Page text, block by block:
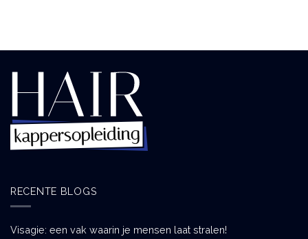
RECENTE BLOGS
Visagie: een vak waarin je mensen laat stralen!